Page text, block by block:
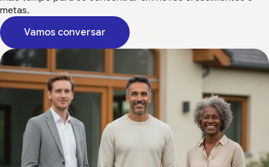
metas.
Vamos conversar